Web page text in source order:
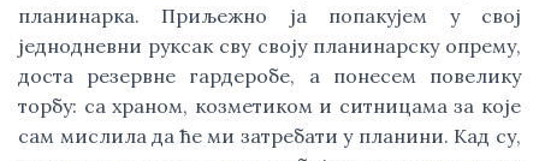
планинарка. Приљежно ја попакујем у свој
једнодневни руксак сву своју планинарску опрему,
доста резервне гардеробе, а понесем повелику
торбу: са храном, козметиком и ситницама за које
сам мислила да ће ми затребати у планини. Кад су,